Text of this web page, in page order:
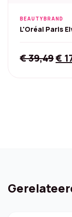
BEAUTYBRAND
L'Oréal Paris
€39,49€